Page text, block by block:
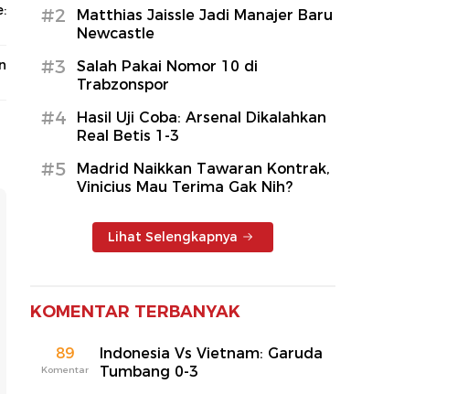
#2
Matthias Jaissle Jadi Manajer Baru
Newcastle
#3
Salah Pakai Nomor 10 di
Trabzonspor
#4
Hasil Uji Coba: Arsenal Dikalahkan
Real Betis 1-3
#5
Madrid Naikkan Tawaran Kontrak,
Vinicius Mau Terima Gak Nih?
Lihat Selengkapnya
KOMENTAR TERBANYAK
89
Komentar
Indonesia Vs Vietnam: Garuda
Tumbang 0-3